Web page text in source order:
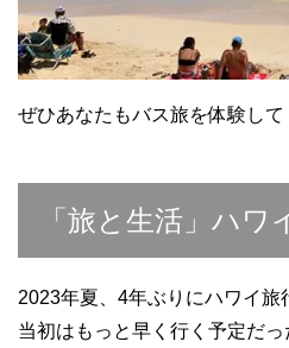
ぜひあなたもバス旅を体験して
「旅と生活」ハワ
2023年夏、4年ぶりにハワイ旅
当初はもっと早く行く予定だ